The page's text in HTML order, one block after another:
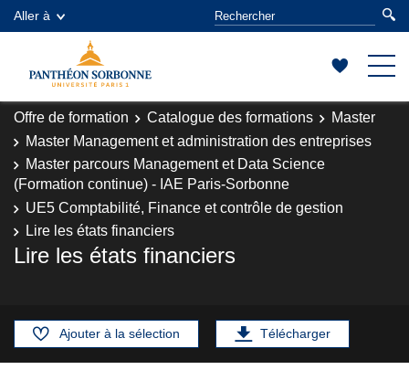
Aller à
Offre de formation Catalogue des formations
Master
Master Management et administration des entreprises
Master parcours Management et Data Science
(Formation continue) - IAE Paris-Sorbonne
UE5 Comptabilité, Finance et contrôle de gestion
Lire les états financiers
Lire les états financiers
Ajouter à la sélection Télécharger